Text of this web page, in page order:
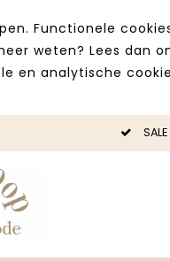
Functionele
weten? Lees dan
en analytische